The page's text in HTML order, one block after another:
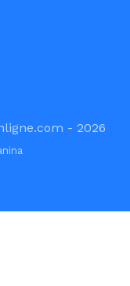
- 2026